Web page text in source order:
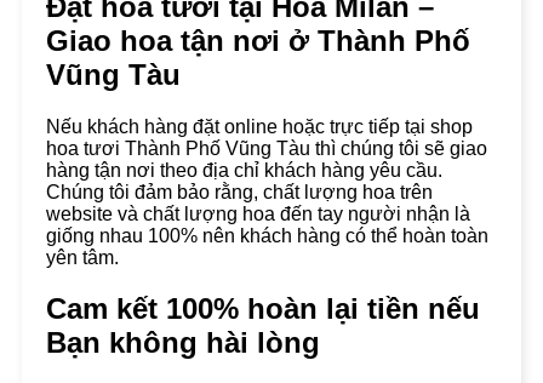
Giao hoa tận nơi ở Thành Phố
Vũng Tàu
Nếu khách hàng đặt online hoặc trực tiếp tại shop
hoa tươi Thành Phố Vũng Tàu thì chúng tôi sẽ giao
hàng tận nơi theo địa chỉ khách hàng yêu cầu.
Chúng tôi đảm bảo rằng, chất lượng hoa trên
website và chất lượng hoa đến tay người nhận là
giống nhau 100% nên khách hàng có thể hoàn toàn
yên tâm.
Cam kết 100% hoàn lại tiền nếu
Bạn không hài lòng